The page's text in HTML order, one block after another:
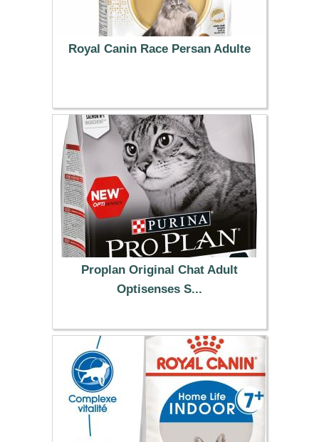
Royal Canin Race Persan Adulte
33.99 €
Proplan Original Chat Adult
Optisenses S...
14.99 €